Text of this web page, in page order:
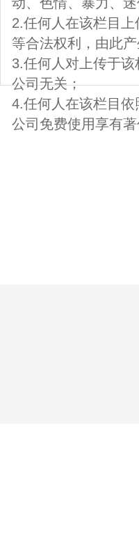
2.任何人在该栏目
等合法权利，由此
3.任何人对上传于
公司无关；
4.任何人在该栏目
公司免费使用享有